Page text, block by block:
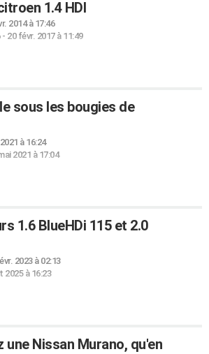
1.4 HDI
2014 à 17:46
- 20 févr. 2017 à 11:49
sous les bougies de
à 16:24
2021 à 17:04
1.6 BlueHDi 115 et 2.0
2023 à 02:13
2025 à 16:23
une Nissan Murano, qu'en